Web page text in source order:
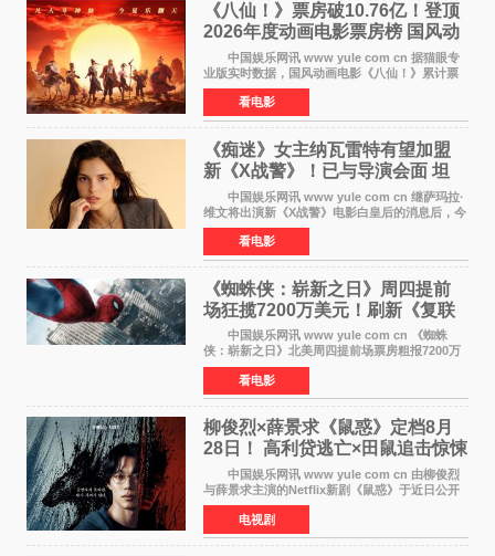
《八仙！》票房破10.76亿！登顶
2026年度动画电影票房榜 国风动
画逆袭暑期档
中国娱乐网讯 www yule com cn 据猫眼专
业版实时数据，国风动画电影《八仙！》累计票
房突破10 76亿元，超过《熊出没·年年有熊》，
暂列2026年度动画影片票房榜冠军。该片自暑期
档登陆院线以
看电影
《痴迷》女主纳瓦雷特有望加盟
新《X战警》！已与导演会面 坦
言“魔形女一直很酷”
中国娱乐网讯 www yule com cn 继萨玛拉·
维文将出演新《X战警》电影白皇后的消息后，今
年暑期档大热恐怖片《痴迷》女主角印达·纳瓦雷
特也有望加盟这部备受瞩目的漫威新作——目前
还处于有
看电影
《蜘蛛侠：崭新之日》周四提前
场狂揽7200万美元！刷新《复联
4》保持影史纪录
中国娱乐网讯 www yule com cn 《蜘蛛
侠：崭新之日》北美周四提前场票房粗报7200万
美元，创下影史单片北美提前场票房新纪录——
此前该纪录由《复仇者联盟4：终局之战》的6000
万美元保持，本
看电影
柳俊烈×薛景求《鼠惑》定档8月
28日！ 高利贷逃亡×田鼠追击惊悚
来袭
中国娱乐网讯 www yule com cn 由柳俊烈
与薛景求主演的Netflix新剧《鼠惑》于近日公开
主海报，正式定档8月28日上线。 海报中，柳
俊烈与薛景求背对背站立，各自朝向相反方向，
幽暗的色调与
电视剧